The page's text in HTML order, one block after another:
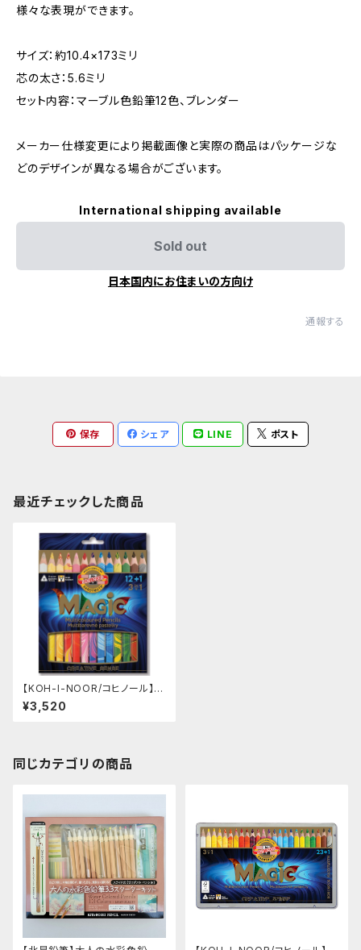
様々な表現ができます。
サイズ：約10.4×173ミリ
芯の太さ：5.6ミリ
セット内容：マーブル色鉛筆12色、ブレンダー
メーカー仕様変更により掲載画像と実際の商品はパッケージな
どのデザインが異なる場合がございます。
International shipping available
Sold out
日本国内にお住まいの方向け
通報する
保存 シェア LINE ポスト
最近チェックした商品
【KOH-I-NOOR/コヒノール】M
AGICマーブル色鉛筆12色＋1セ
ット
¥3,520
同じカテゴリの商品